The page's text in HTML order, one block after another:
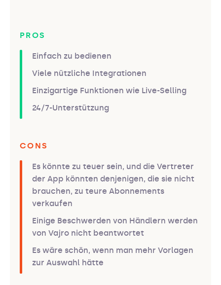
PROS
Einfach zu bedienen
Viele nützliche Integrationen
Einzigartige Funktionen wie Live-Selling
24/7-Unterstützung
CONS
Es könnte zu teuer sein, und die Vertreter
der App könnten denjenigen, die sie nicht
brauchen, zu teure Abonnements
verkaufen
Einige Beschwerden von Händlern werden
von Vajro nicht beantwortet
Es wäre schön, wenn man mehr Vorlagen
zur Auswahl hätte